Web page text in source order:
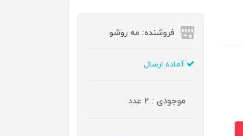
فروشنده: مه رو‌شو
آماده ارسال
موجودی : 2 عدد